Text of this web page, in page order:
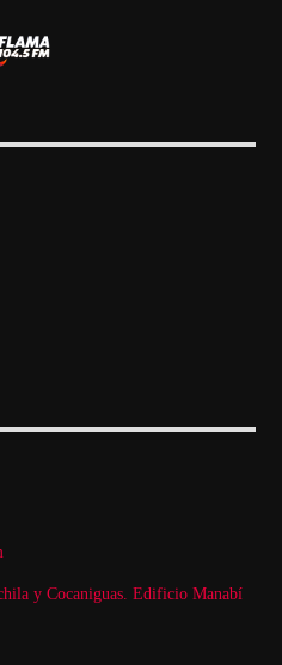
y Cocaniguas. Edificio Manabí